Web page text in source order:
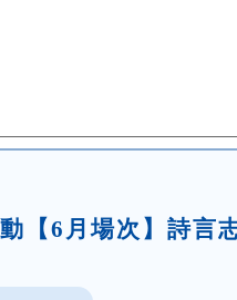
【6月場次】詩言